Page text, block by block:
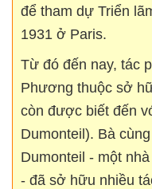
để tham dự Triển
1931 ở Paris.
Từ đó đến nay, tác
Phương thuộc sở
còn được biết đến
Dumonteil). Bà
Dumonteil - một
- đã sở hữu nhiều